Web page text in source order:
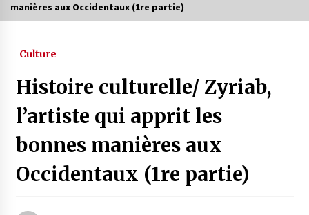
Quand la mère n’est plus là (17e partie)
Magie de sorcier
4 ans ago
Oum el Gaïla / L’ogresse du M’zab
4 ans ago
manières aux Occidentaux (1re partie)
Culture
Histoire culturelle/ Zyriab,
l’artiste qui apprit les
bonnes manières aux
Occidentaux (1re partie)